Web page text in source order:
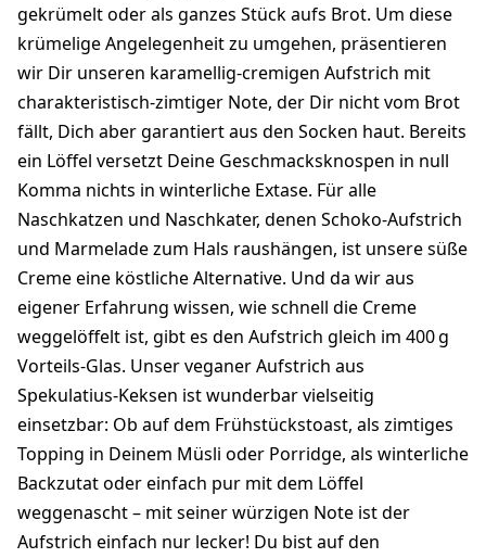
gekrümelt oder als ganzes Stück aufs Brot. Um diese
krümelige Angelegenheit zu umgehen, präsentieren
wir Dir unseren karamellig-cremigen Aufstrich mit
charakteristisch-zimtiger Note, der Dir nicht vom Brot
fällt, Dich aber garantiert aus den Socken haut. Bereits
ein Löffel versetzt Deine Geschmacksknospen in null
Komma nichts in winterliche Extase. Für alle
Naschkatzen und Naschkater, denen Schoko-Aufstrich
und Marmelade zum Hals raushängen, ist unsere süße
Creme eine köstliche Alternative. Und da wir aus
eigener Erfahrung wissen, wie schnell die Creme
weggelöffelt ist, gibt es den Aufstrich gleich im 400 g
Vorteils-Glas. Unser veganer Aufstrich aus
Spekulatius-Keksen ist wunderbar vielseitig
einsetzbar: Ob auf dem Frühstückstoast, als zimtiges
Topping in Deinem Müsli oder Porridge, als winterliche
Backzutat oder einfach pur mit dem Löffel
weggenascht – mit seiner würzigen Note ist der
Aufstrich einfach nur lecker! Du bist auf den